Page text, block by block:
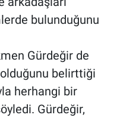
bulunduğunu
Gürdeğir de
olduğunu belirttiği
herhangi bir
Gürdeğir,